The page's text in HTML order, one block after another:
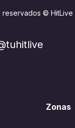
© HitLive
Zonas